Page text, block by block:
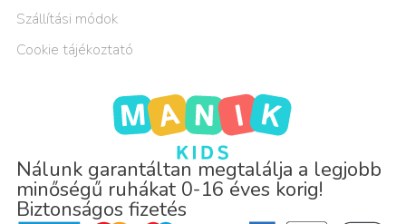
Nálunk garantáltan megtalálja a legjobb
minőségű ruhákat 0-16 éves korig!
Biztonságos fizetés
Szállítási módok
Cookie tájékoztató